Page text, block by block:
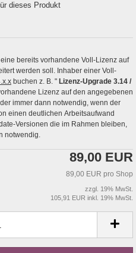
dieses Produkt
bereits vorhandene Voll-Lizenz auf
Inhaber einer Voll-
buchen z. B. " Lizenz-Upgrade 3.14 /
Lizenz auf den angegebenen
einen deutlichen Arbeitsaufwand
notwendig.
89,00 EUR
89,00 EUR pro Shop
zzgl. 19% MwSt.
105,91 EUR inkl. 19% MwSt.